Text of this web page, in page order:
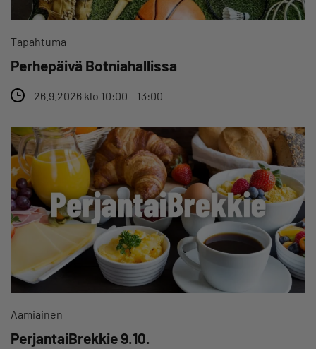
Tapahtuma
Perhepäivä Botniahallissa
26.9.2026 klo 10:00 – 13:00
Aamiainen
PerjantaiBrekkie 9.10.